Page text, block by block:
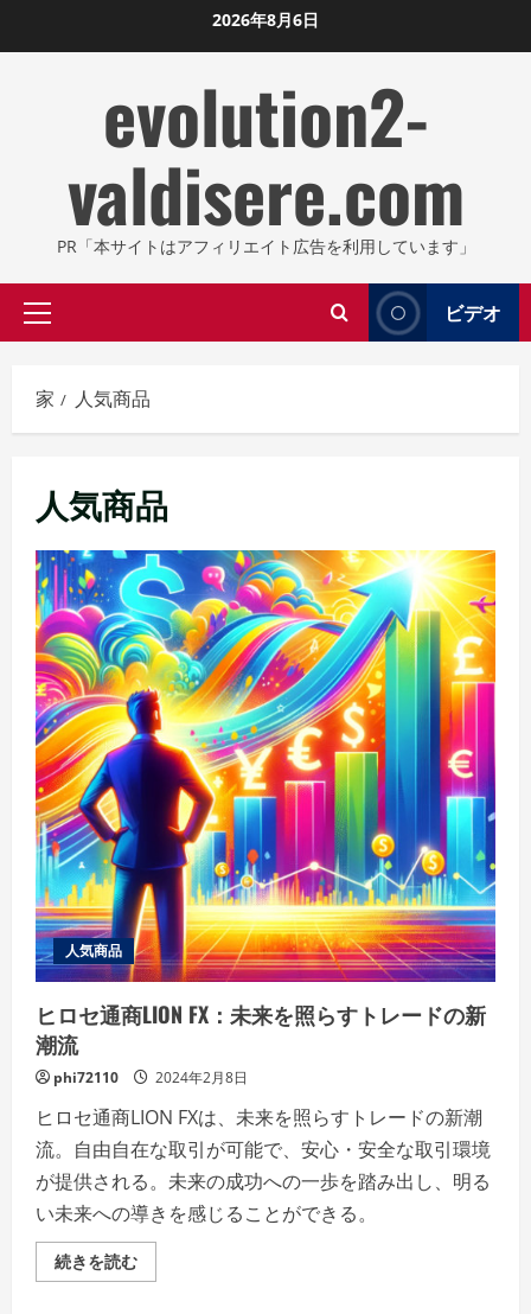
ン
2026年8月6日
evolution2-
valdisere.com
PR「本サイトはアフィリエイト広告を利用しています」
プ
イ
マ
ニ
ュ
ー
ビデオ
家 人気商品
人気商品
人気商品
ヒロセ通商LION FX：未来を照らすトレードの新
潮流
phi72110 2024年2月8日
ヒロセ通商LION FXは、未来を照らすトレードの新潮
流。自由自在な取引が可能で、安心・安全な取引環境
が提供される。未来の成功への一歩を踏み出し、明る
い未来への導きを感じることができる。
続きを読むヒ
ロ